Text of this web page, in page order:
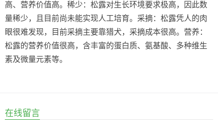
高、营养价值高。稀少：松露对生长环境要求极高，因此数
量稀少，且目前尚未能实现人工培育。采摘：松露凭人的肉
眼很难发现，目前采摘主要靠猎犬，采摘成本很高。营养：
松露的营养价值很高，含丰富的蛋白质、氨基酸、多种维生
素及微量元素等。
在线留言